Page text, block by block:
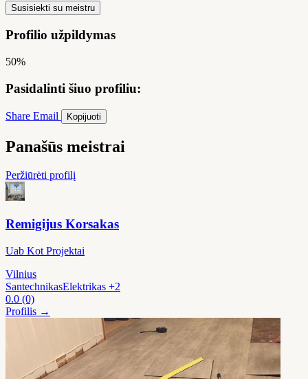
Susisiekti su meistru
Profilio užpildymas
50%
Pasidalinti šiuo profiliu:
Share Email Kopijuoti
Panašūs meistrai
Peržiūrėti profilį
Remigijus Korsakas
Uab Kot Projektai
Vilnius
SantechnikasElektrikas +2
0.0 (0)
Profilis →